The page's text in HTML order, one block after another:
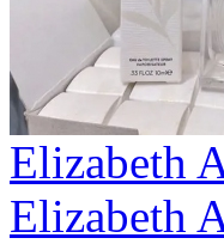
Elizabeth
Elizabeth